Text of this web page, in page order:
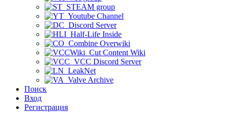
STEAM group
Youtube Channel
Discord Server
Half-Life Inside
Combine Overwiki
Cut Content Wiki
VCC Discord Server
LeakNet
Valve Archive
Поиск
Вход
Регистрация